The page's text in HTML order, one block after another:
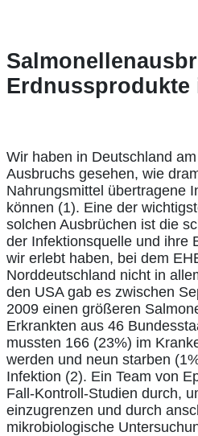
Erdnussprodukte
Wir haben in Deutschland
Ausbruchs gesehen, wie
Nahrungsmittel übertragene
können (1). Eine der
solchen Ausbrüchen ist die
der Infektionsquelle und ihre
wir erlebt haben, bei dem
Norddeutschland nicht in
den USA gab es zwischen
2009 einen größeren
Erkrankten aus 46
mussten 166 (23%) im
werden und neun starben
Infektion (2). Ein Team von
Fall-Kontroll-Studien durch,
einzugrenzen und durch
mikrobiologische